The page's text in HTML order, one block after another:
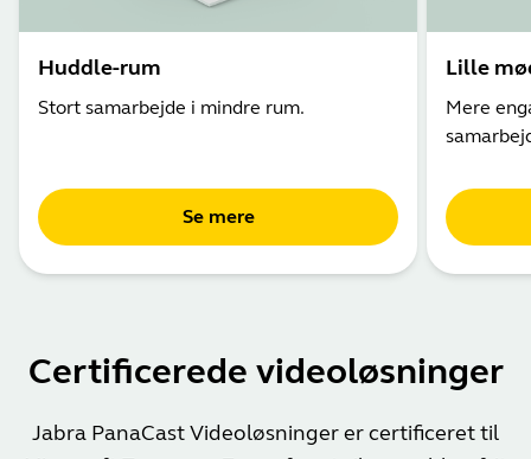
Huddle-rum
Stort samarbejde i mindre rum.
Se mere
Lille
Mere
Certificerede videoløsninger
Jabra PanaCast Videoløsninger er certificeret til